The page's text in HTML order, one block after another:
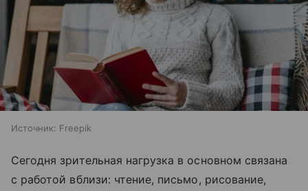
Источник: Freepik
Сегодня зрительная нагрузка в основном связана
с работой вблизи: чтение, письмо, рисование,